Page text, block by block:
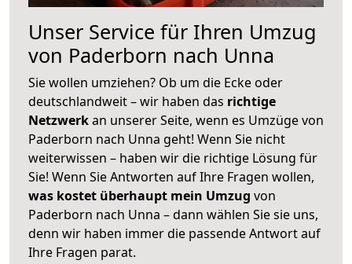
Unser Service für Ihren Umzug
von Paderborn nach Unna
Sie wollen umziehen? Ob um die Ecke oder
deutschlandweit – wir haben das richtige
Netzwerkan unserer Seite, wenn es Umzüge von
Paderborn nach Unna geht! Wenn Sie nicht
weiterwissen – haben wir die richtige Lösung für
Sie! Wenn Sie Antworten auf Ihre Fragen wollen,
was kostet überhaupt mein Umzug von
Paderborn nach Unna – dann wählen Sie sie uns,
denn wir haben immer die passende Antwort auf
Ihre Fragen parat.